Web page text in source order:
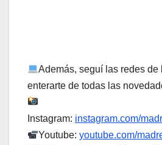
Además, seguí las redes
enterarte de todas las
Instagram: instagram.com/
Youtube:youtube.com/